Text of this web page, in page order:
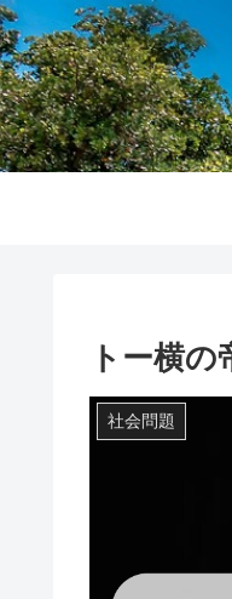
トー横
社会問題